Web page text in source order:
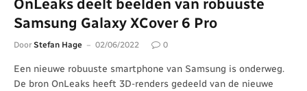
OnLeaks deelt beelden van robuuste
Samsung Galaxy XCover 6 Pro
Door Stefan Hage 02/06/2022 0
Een nieuwe robuuste smartphone van Samsung is onderweg.
De bron OnLeaks heeft 3D-renders gedeeld van de nieuwe